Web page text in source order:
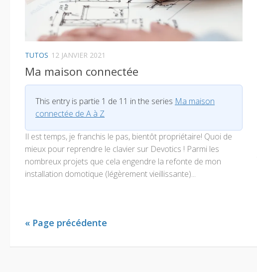
TUTOS 12 JANVIER 2021
Ma maison connectée
This entry is partie 1 de 11 in the series Ma maison
connectée de A à Z
Il est temps, je franchis le pas, bientôt propriétaire! Quoi de
mieux pour reprendre le clavier sur Devotics ! Parmi les
nombreux projets que cela engendre la refonte de mon
installation domotique (légèrement vieillissante)...
« Page précédente